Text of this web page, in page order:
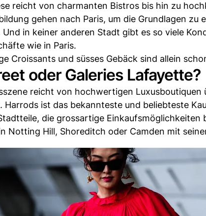
reicht von charmanten Bistros bis hin zu
gehen nach Paris, um die Grundlagen zu
Und in keiner anderen Stadt gibt es so viele
wie in Paris.
Croissants und süsses Gebäck sind allein
oder Galeries Lafayette?
reicht von hochwertigen Luxusboutiquen
Harrods ist das bekannteste und beliebteste
die grossartige
Notting Hill, Shoreditch oder Camden mit